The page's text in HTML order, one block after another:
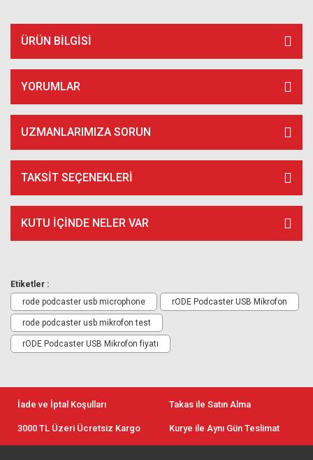
ÜRÜN BILGISI
YORUMLAR
UZMANLARIMIZA SORUN
TAKSIT SEÇENEKLERI
KUTU İÇİNDE NELER VAR
Etiketler :
rode podcaster usb microphone
rODE Podcaster USB Mikrofon
rode podcaster usb mikrofon test
rODE Podcaster USB Mikrofon fiyatı
İade ve İptal Koşulları Takas ile Satın Alma
3000 TL Üzeri Ücretsiz Kargo Kurye ile Aynı Gün Teslimat